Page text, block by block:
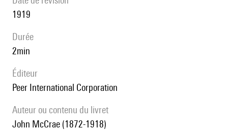
1919
durée
2min
éditeur
Peer International Corporation
Auteur ou contenu du livret
John McCrae (1872-1918)